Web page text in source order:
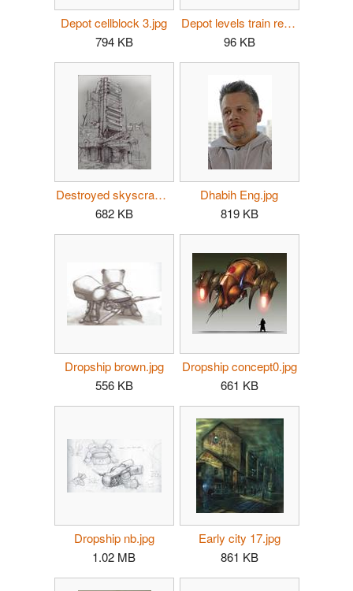
Depot cellblock 3.jpg
794 KB
Depot levels train red.jpg
96 KB
Destroyed skyscraper.jpg
682 KB
Dhabih Eng.jpg
819 KB
Dropship brown.jpg
556 KB
Dropship concept0.jpg
661 KB
Dropship nb.jpg
1.02 MB
Early city 17.jpg
861 KB